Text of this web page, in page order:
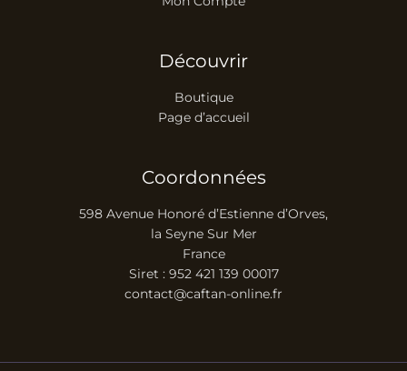
Découvrir
Boutique
Page d’accueil
Coordonnées
598 Avenue Honoré d’Estienne d’Orves,
la Seyne Sur Mer
France
Siret : 952 421 139 00017
contact@caftan-online.fr